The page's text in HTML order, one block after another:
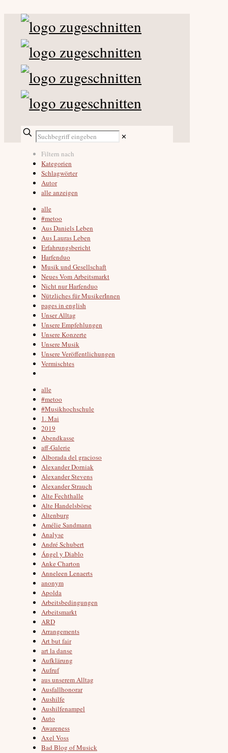
✕
Filtern nach
Kategorien
Schlagwörter
Autor
alle anzeigen
alle
#metoo
Aus Daniels Leben
Aus Lauras Leben
Erfahrungsbericht
Harfenduo
Musik und Gesellschaft
Neues Vom Arbeitsmarkt
Nicht nur Harfenduo
Nützliches für MusikerInnen
pages in english
Unser Alltag
Unsere Empfehlungen
Unsere Konzerte
Unsere Musik
Unsere Veröffentlichungen
Vermischtes
alle
#metoo
#Musikhochschule
1. Mai
2019
Abendkasse
aff-Galerie
Alborada del gracioso
Alexander Dorniak
Alexander Stevens
Alexander Strauch
Alte Fechthalle
Alte Handelsbörse
Altenburg
Amélie Sandmann
Analyse
André Schubert
Ángel y Diablo
Anke Charton
Anneleen Lenaerts
anonym
Apolda
Arbeitsbedingungen
Arbeitsmarkt
ARD
Arrangements
Art but fair
art la danse
Aufklärung
Aufruf
aus unserem Alltag
Ausfallhonorar
Aushilfe
Aushilfenampel
Auto
Awareness
Axel Voss
Bad Blog of Musick